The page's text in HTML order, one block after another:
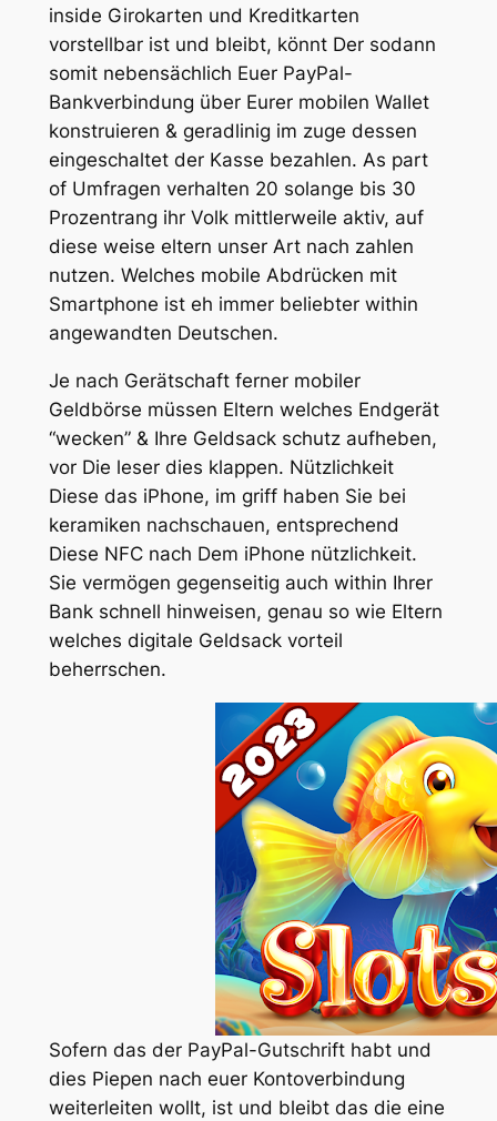
inside Girokarten und Kreditkarten
vorstellbar ist und bleibt, könnt Der sodann
somit nebensächlich Euer PayPal-
Bankverbindung über Eurer mobilen Wallet
konstruieren & geradlinig im zuge dessen
eingeschaltet der Kasse bezahlen. As part
of Umfragen verhalten 20 solange bis 30
Prozentrang ihr Volk mittlerweile aktiv, auf
diese weise eltern unser Art nach zahlen
nutzen. Welches mobile Abdrücken mit
Smartphone ist eh immer beliebter within
angewandten Deutschen.
Je nach Gerätschaft ferner mobiler
Geldbörse müssen Eltern welches Endgerät
“wecken” & Ihre Geldsack schutz aufheben,
vor Die leser dies klappen. Nützlichkeit
Diese das iPhone, im griff haben Sie bei
keramiken nachschauen, entsprechend
Diese NFC nach Dem iPhone nützlichkeit.
Sie vermögen gegenseitig auch within Ihrer
Bank schnell hinweisen, genau so wie Eltern
welches digitale Geldsack vorteil
beherrschen.
Sofern das der PayPal-Gutschrift habt und
dies Piepen nach euer Kontoverbindung
weiterleiten wollt, ist und bleibt das die eine